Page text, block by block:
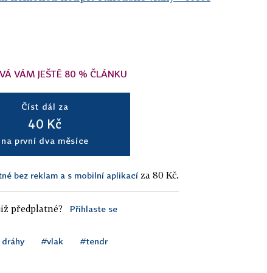
VÁM JEŠTĚ 80 % ČLÁNKU
Číst dál za
40 Kč
na první dva měsíce
bez reklam a s mobilní aplikací za 80 Kč.
předplatné? Přihlaste se
dráhy #vlak #tendr